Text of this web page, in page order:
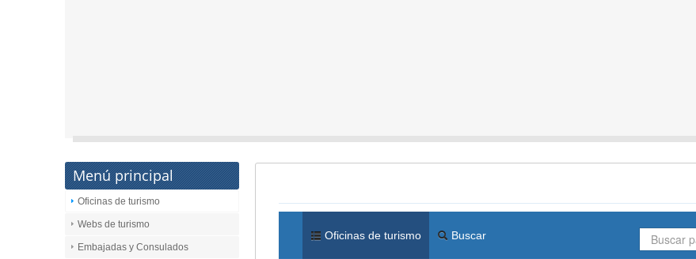
Oficinas de turismo Buscar
Menú principal
Oficinas de turismo
Webs de turismo
Embajadas y Consulados